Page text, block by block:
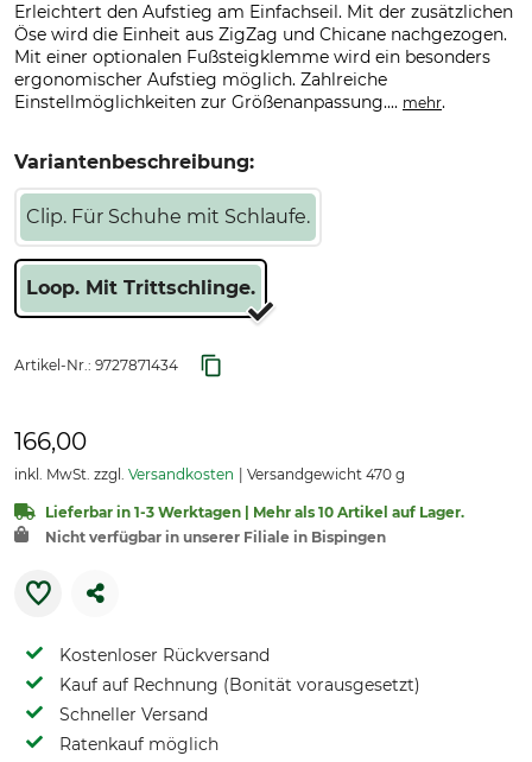
Erleichtert den Aufstieg am Einfachseil. Mit der zusätzlichen
Öse wird die Einheit aus ZigZag und Chicane nachgezogen.
Mit einer optionalen Fußsteigklemme wird ein besonders
ergonomischer Aufstieg möglich. Zahlreiche
Einstellmöglichkeiten zur Größenanpassung.... mehr.
Variantenbeschreibung:
Clip. Für Schuhe mit Schlaufe.
Loop. Mit Trittschlinge.
Artikel-Nr.: 9727871434
166,00
inkl. MwSt. zzgl. Versandkosten Versandgewicht 470 g
Lieferbar in 1-3 Werktagen | Mehr als 10 Artikel auf Lager.
Nicht verfügbar in unserer Filiale in Bispingen
Kostenloser Rückversand
Kauf auf Rechnung (Bonität vorausgesetzt)
Schneller Versand
Ratenkauf möglich